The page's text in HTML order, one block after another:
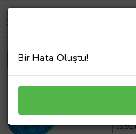
Samsung SC
Süpürge
Bir Hata Oluştu!